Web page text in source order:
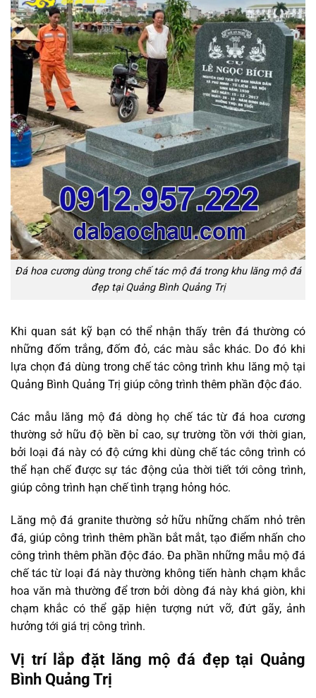
Đá hoa cương dùng trong chế tác mộ đá trong khu lăng mộ đá
đẹp tại Quảng Bình Quảng Trị
Khi quan sát kỹ bạn có thể nhận thấy trên đá thường có
những đốm trắng, đốm đỏ, các màu sắc khác. Do đó khi
lựa chọn đá dùng trong chế tác công trình khu lăng mộ tại
Quảng Bình Quảng Trị giúp công trình thêm phần độc đáo.
Các mẫu lăng mộ đá dòng họ chế tác từ đá hoa cương
thường sở hữu độ bền bỉ cao, sự trường tồn với thời gian,
bởi loại đá này có độ cứng khi dùng chế tác công trình có
thể hạn chế được sự tác động của thời tiết tới công trình,
giúp công trình hạn chế tình trạng hỏng hóc.
Lăng mộ đá granite thường sở hữu những chấm nhỏ trên
đá, giúp công trình thêm phần bắt mắt, tạo điểm nhấn cho
công trình thêm phần độc đáo. Đa phần những mẫu mộ đá
chế tác từ loại đá này thường không tiến hành chạm khắc
hoa văn mà thường để trơn bởi dòng đá này khá giòn, khi
chạm khắc có thể gặp hiện tượng nứt vỡ, đứt gãy, ảnh
hưởng tới giá trị công trình.
Vị trí lắp đặt lăng mộ đá đẹp tại Quảng
Bình Quảng Trị